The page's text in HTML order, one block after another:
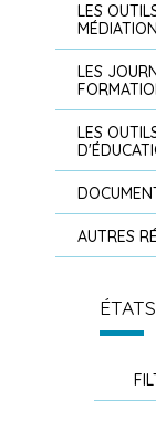
LES
MÉDIATION
LES
LES
AUTRES